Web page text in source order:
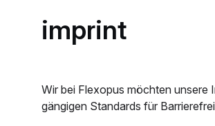
imprint
Wir bei Flexopus möchten unsere
gängigen Standards für